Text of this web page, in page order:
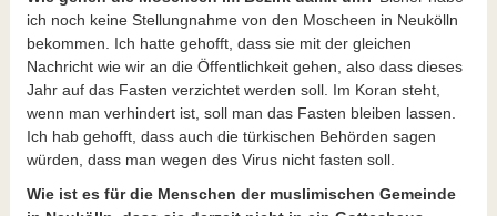
ich noch keine Stellungnahme von den Moscheen in Neukölln
bekommen. Ich hatte gehofft, dass sie mit der gleichen
Nachricht wie wir an die Öffentlichkeit gehen, also dass dieses
Jahr auf das Fasten verzichtet werden soll. Im Koran steht,
wenn man verhindert ist, soll man das Fasten bleiben lassen.
Ich hab gehofft, dass auch die türkischen Behörden sagen
würden, dass man wegen des Virus nicht fasten soll.
Wie ist es für die Menschen der muslimischen Gemeinde